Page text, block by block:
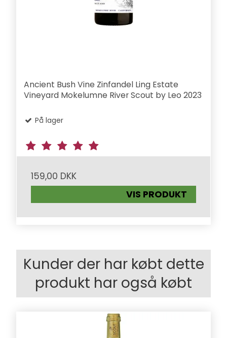
Ancient Bush Vine Zinfandel Ling Estate
Vineyard Mokelumne River Scout by Leo 2023
På lager
159,00 DKK
VIS PRODUKT
Kunder der har købt dette
produkt har også købt